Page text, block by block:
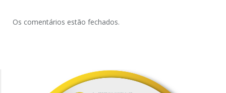
Os comentários estão fechados.